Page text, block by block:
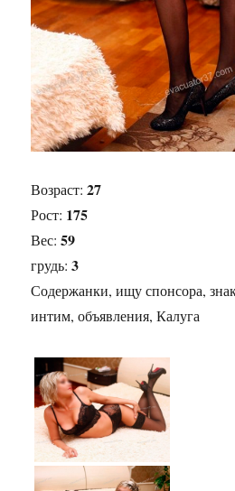
Возраст:27
Рост: 175
Вес:59
грудь:3
Содержанки, ищу спонсора,
интим, объявления, Калуга